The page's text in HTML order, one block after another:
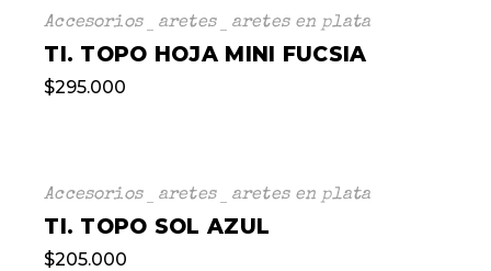
Accesorios aretes aretes en plata
TI. TOPO HOJA MINI FUCSIA
$295.000
Accesorios aretes aretes en plata
TI. TOPO SOL AZUL
$205.000